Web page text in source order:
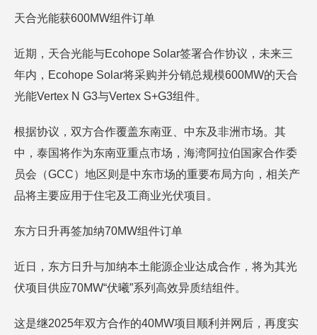
天合光能获600MW组件订单
近期，天合光能与Ecohope Solar签署合作协议，未来三
年内，Ecohope Solar将采购并分销总规模600MW的天合
光能Vertex N G3与Vertex S+G3组件。
根据协议，双方合作覆盖东南亚、中东及非洲市场。其
中，泰国将作为东南亚重点市场，海湾阿拉伯国家合作委
员会（GCC）地区则是中东市场的重要布局方向，相关产
品将主要应用于住宅及工商业光伏项目。
东方日升再签加纳70MW组件订单
近日，东方日升与加纳本土能源企业达成合作，将为其光
伏项目供应70MW“伏曦”系列高效异质结组件。
这是继2025年双方合作的40MW项目顺利并网后，再度实